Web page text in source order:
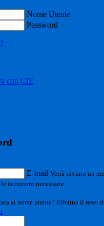
Nome Utente
Password
con CIE
E-mail Verrà inviato un
istruzioni necessarie.
al nome utente? Effettua il reset